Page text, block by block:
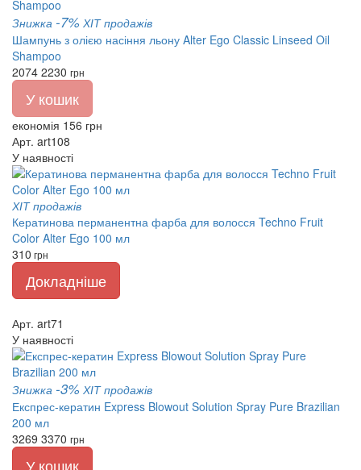
Знижка -7% ХІТ продажів
Шампунь з олією насіння льону Alter Ego Classic Linseed Oil
Shampoo
2074 2230 грн
У кошик
економія 156 грн
Арт. art108
У наявності
ХІТ продажів
Кератинова перманентна фарба для волосся Techno Fruit
Color Alter Ego 100 мл
310 грн
Докладніше
Арт. art71
У наявності
Знижка -3% ХІТ продажів
Експрес-кератин Express Blowout Solution Spray Pure Brazilian
200 мл
3269 3370 грн
У кошик